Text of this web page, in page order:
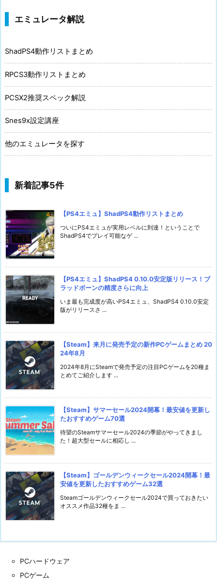
エミュレータ解説
ShadPS4動作リストまとめ
RPCS3動作リストまとめ
PCSX2推奨スペック解説
Snes9x設定講座
他のエミュレータを探す
新着記事5件
【PS4エミュ】ShadPS4動作リストまとめ
ついにPS4エミュが実用レベルに到達！ということで
ShadPS4でプレイ可能なゲ ...
【PS4エミュ】ShadPS4 0.10.0安定版リリース！ブ
ラッドボーンの精度さらに向上
いま最も完成度が高いPS4エミュ、ShadPS4 0.10.0安定
版がリリースさ ...
【Steam】来月に発売予定の新作PCゲームまとめ 20
24年8月
2024年8月にSteamで発売予定の注目PCゲームを20種ま
とめてご紹介します ...
【Steam】サマーセール2024開幕！最安値を更新し
たおすすめゲーム70選
待望のSteamサマーセール2024の季節がやってきまし
た！超大型セールに相応し ...
【Steam】ゴールデンウィークセール2024開幕！最
安値を更新したおすすめゲーム32選
Steamゴールデンウィークセール2024で買っておきたい
オススメ作品32種をま ...
PCハードウェア
PCゲーム